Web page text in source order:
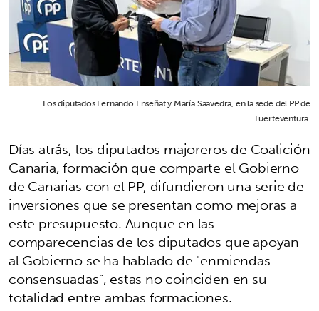
Los diputados Fernando Enseñat y María Saavedra, en la sede del PP de
Fuerteventura.
Días atrás, los diputados majoreros de Coalición
Canaria, formación que comparte el Gobierno
de Canarias con el PP, difundieron una serie de
inversiones que se presentan como mejoras a
este presupuesto. Aunque en las
comparecencias de los diputados que apoyan
al Gobierno se ha hablado de "enmiendas
consensuadas", estas no coinciden en su
totalidad entre ambas formaciones.